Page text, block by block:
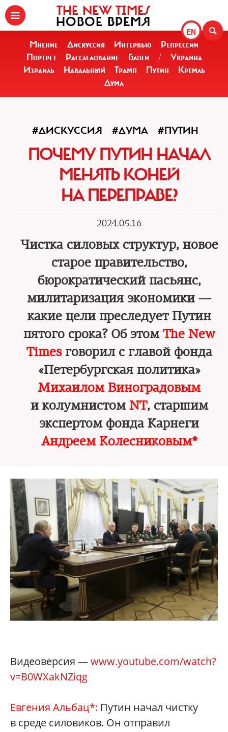
EN
THE NEW TIMES
НОВОЕ ВРЕМЯ
Мнение Дискуссия Интервью
Репрессии
Портрет
Расследование Блоги /
Украина
Израиль
Навальный Трамп Путин
Кремль
Дума
#ДИСКУССИЯ #ДУМА #ПУТИН
ПОЧЕМУ ПУТИН НАЧАЛ
МЕНЯТЬ КОНЕЙ
НА ПЕРЕПРАВЕ?
2024.05.16
Чистка силовых структур, новое
старое правительство,
бюрократический пасьянс,
милитаризация экономики —
какие цели преследует Путин
пятого срока? Об этом The New
Timesговорил с главой фонда
«Петербургская политика»
Михаилом Виноградовым
и колумнистом NT, старшим
экспертом фонда Карнеги
Андреем Колесниковым*
Видеоверсия —www.youtube.com/watch?
v=B0WXakNZiqg
Евгения Альбац*: Путин начал чистку
в среде силовиков. Он отправил